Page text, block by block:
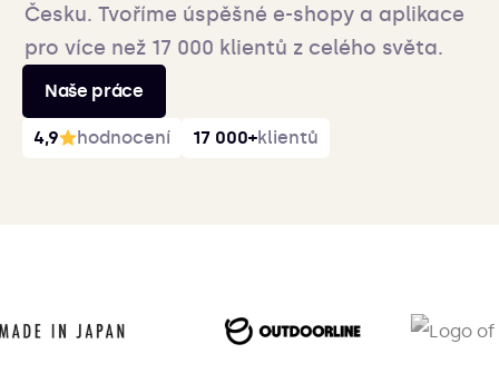
Česku. Tvoříme úspěšné e-shopy a aplikace
pro více než 17 000 klientů z celého světa.
Naše práce
4,9 hodnocení 17 000+klientů